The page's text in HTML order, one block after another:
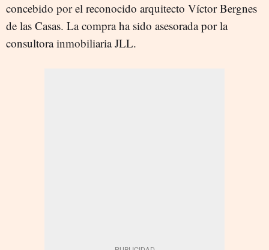
concebido por el reconocido arquitecto Víctor Bergnes
de las Casas. La compra ha sido asesorada por la
consultora inmobiliaria JLL.